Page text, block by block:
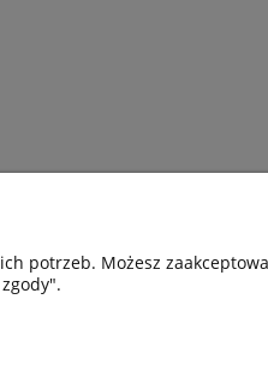
potrzeb. Możesz